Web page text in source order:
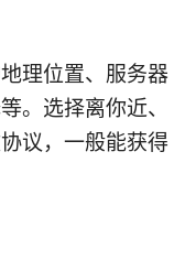
理位置、服务器
。选择离你近、
议，一般能获得